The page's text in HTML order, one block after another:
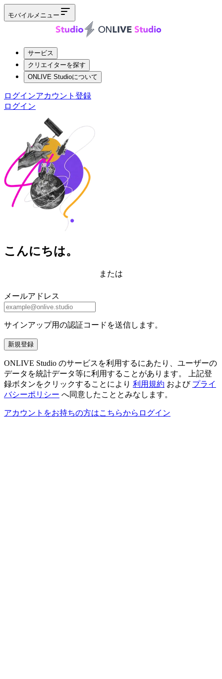
モバイルメニュー
サービス
クリエイターを探す
ONLIVE Studioについて
ログインアカウント登録
ログイン
こんにちは。
または
メールアドレス
サインアップ用の認証コードを送信します。
新規登録
ONLIVE Studio のサービスを利用するにあたり、ユーザーの
データを統計データ等に利用することがあります。 上記登
録ボタンをクリックすることにより 利用規約 および プライ
バシーポリシー へ同意したこととみなします。
アカウントをお持ちの方はこちらからログイン